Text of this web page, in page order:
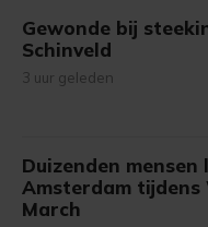
Gewonde bij
Schinveld
3 uur geleden
Duizenden mensen
Amsterdam tijdens
March